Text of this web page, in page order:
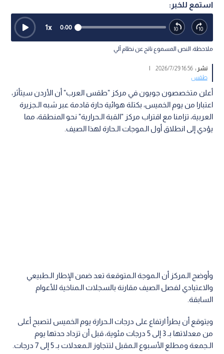
استمع للخبر:
0:00
1x
ملاحظة: النص المسموع ناتج عن نظام آلي
نشر :16:56 2026/7/29
|
طقس
أعلن متخصصون جويون في مركز "طقس العرب" أن الأردن سيتأثر،
اعتبارا من يوم الخميس، بكتلة هوائية حارة قادمة عبر شبه الـجزيرة
العربية، تزامنا مع اقتراب مركز "القبة الـحرارية" نحو المنطقة، مما
يؤدي إلى انطلاق أول الـموجات الـحارة لهذا الصيف.
وأوضح الـمركز أن الـموجة الـمتوقعة تعد ضمن الإطار الـطبيعي
والاعتيادي لفصل الصيف مقارنة بالسجلات الـمناخية للأعوام
السابقة.
ويتوقع أن يطرأ ارتفاع على درجات الـحرارة يوم الخميس لتصبح أعلى
من معدلاتها بـ 3 إلى 5 درجات مئوية، قبل أن تزداد حدتها يوم
الـجمعة ومطلع الأسبوع الـمقبل لتتجاوز الـمعدلات بـ 5 إلى 7 درجات.